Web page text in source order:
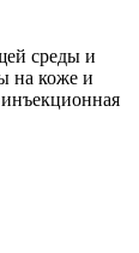
среды и
на коже и